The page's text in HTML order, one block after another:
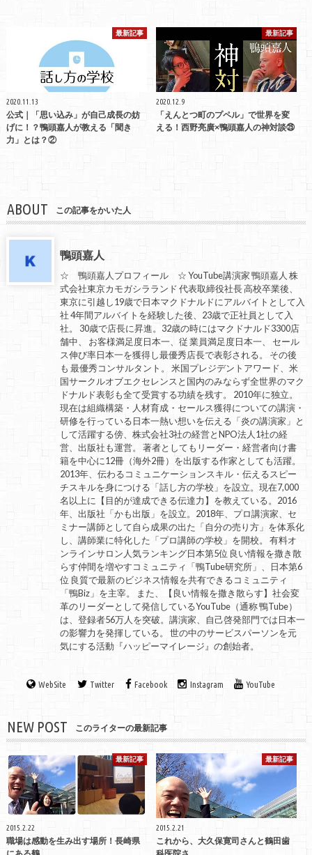
最新記事
2020.11.13
公式｜「思い込み」が自己成長の妨
げに！？鴨頭嘉人が教える「聞き
力」とは？②
最新記事
2020.12.9
「えんとつ町のプペル」で世界を変
える！西野亮廣×鴨頭嘉人の神対談㉕
ABOUT この記事をかいた人
鴨頭嘉人
☆ 鴨頭嘉人プロフィール ☆ YouTube講演家 鴨頭嘉人 株
式会社東京カモガシラランド 代表取締役社長 高校卒業後、
東京に引越し19歳で日本マクドナルドにアルバイトとして入
社 4年間アルバイトを経験した後、23歳で正社員として入
社。 30歳で店長に昇進。32歳の時にはマクドナルド3300店
舗中、 お客様満足度日本一、従 業員満足度日本一、 セール
ス伸び率日本一を獲得し最優秀店長で表彰される。 その後
も 最優秀コンサルタント。 米国プレジデントアワード、米
国サークルオブエクセレンスと国内のみならず全世界のマク
ドナルド表彰も全て受賞する功績を残す。 2010年に独立。
現在は組織構築・人材育成・セールス獲得についての講演・
研修を行っている日本一熱い想いを伝える「炎の講演家」と
して活躍する傍、株式会社3社の経営とNPO法人1社の経
営、出版社も運営。 著者としてもリーダー・経営者向け書
籍を中心に12冊（海外2冊）を出版する作家としても活躍。
2013年、伝わるコミュニケーションスキル・伝えるスピー
チスキルを身につける「話し方の学校」を設立。現在7,000
名以上に【目的が達成できる伝達力】を教えている。2016
年、出版社「かも出版」を設立。2018年、プロ講演家、セ
ミナー講師として自ら成果の出た「自分の売り方」を体系化
し、講師業に特化した「プロ講師の学校」を開校。 有料オ
ンラインサロン人気ランキング日本第5位 良い情報を撒き散
らす仲間を増やすコミュニティ「鴨Tube研究所」、日本第6
位 良質で最新のビジネス情報を共有できるコミュニティ
「鴨Biz」を主宰。 また、【良い情報を撒き散らす】社会変
革のリーダーとして発信しているYouTube（通称 鴨Tube）
は、登録者56万人を突破。講演家、自己啓発部門では日本一
の影響力を発揮している。 世の中のサービスパーソンを元
気にする活動『ハッピーマイレージ』の創始者。
WebSite Twitter Facebook Instagram YouTube
NEW POST このライターの最新記事
最新記事
2015.2.22
職場は感動を生み出す場所！長崎県
最新記事
2015.2.21
これから、大久保寛司さんと鶴田歯